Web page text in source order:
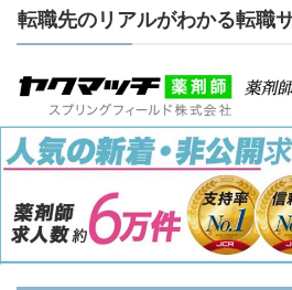
転職先のリアルがわかる転職